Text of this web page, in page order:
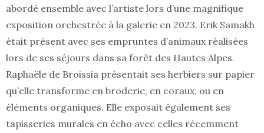
abordé ensemble avec l’artiste lors d’une magnifique
exposition orchestrée à la galerie en 2023. Erik Samakh
était présent avec ses empruntes d’animaux réalisées
lors de ses séjours dans sa forêt des Hautes Alpes.
Raphaële de Broissia présentait ses herbiers sur papier
qu’elle transforme en broderie, en coraux, ou en
éléments organiques. Elle exposait également ses
tapisseries murales en écho avec celles récemment